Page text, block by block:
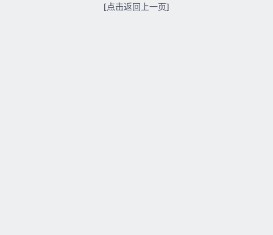
[点击返回上一页]